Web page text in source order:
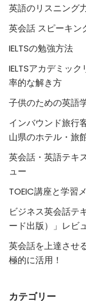
英語のリスニング
英会話 スピーキン
IELTSの勉強方法
IELTSアカデミッ
率的な解き方
子供のための英語
インバウンド旅行
山県のホテル・旅
英会話・英語テ
ュー
TOEIC講座と学習
ビジネス英会話テ
ード出版）」レビ
英会話を上達させ
極的に活用！
カテゴリー